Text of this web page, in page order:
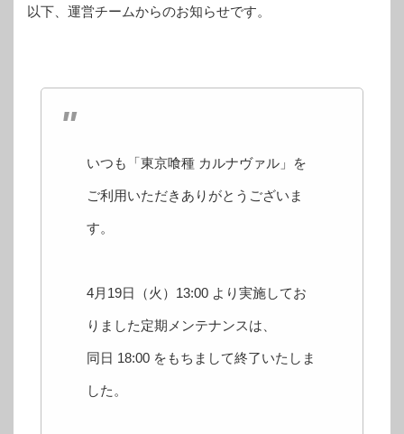
以下、運営チームからのお知らせです。
いつも「東京喰種 カルナヴァル」を
ご利用いただきありがとうございま
す。
4月19日（火）13:00 より実施してお
りました定期メンテナンスは、
同日 18:00 をもちまして終了いたしま
した。